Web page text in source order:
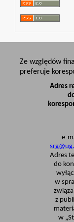
Ze względów
preferuje
Adres
e-
Adres
do
w
z
w